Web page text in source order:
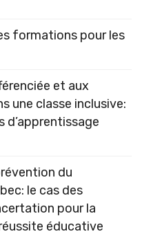
formations pour les
et aux
une classe inclusive:
d’apprentissage
du
le cas des
pour la
éducative